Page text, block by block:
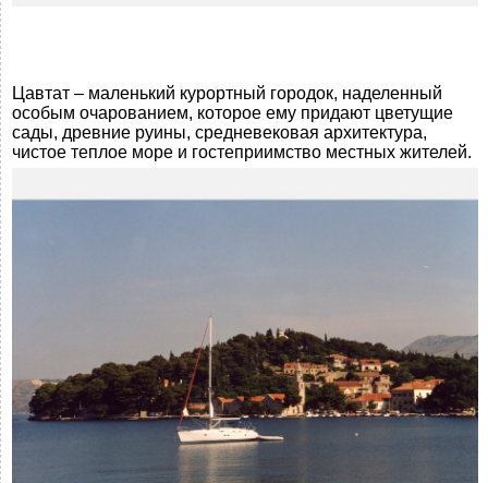
Цавтат – маленький курортный городок, наделенный
особым очарованием, которое ему придают цветущие
сады, древние руины, средневековая архитектура,
чистое теплое море и гостеприимство местных жителей.